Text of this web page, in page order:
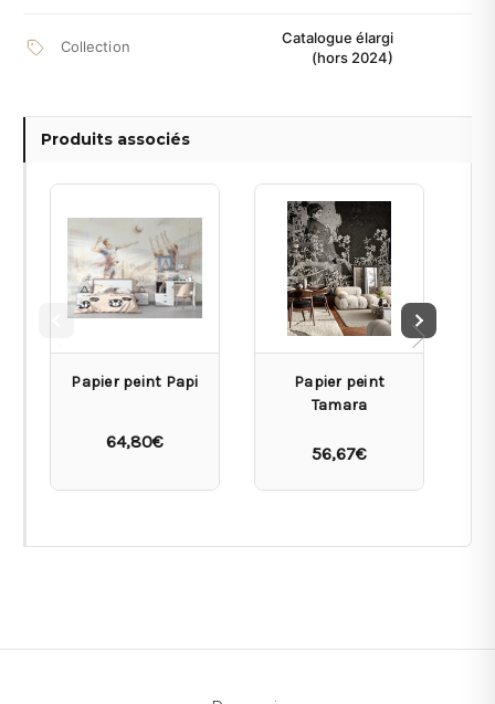
Collection
Catalogue élargi
(hors 2024)
Produits associés
Papier peint Papi
64,80€
Papier peint
Tamara
56,67€